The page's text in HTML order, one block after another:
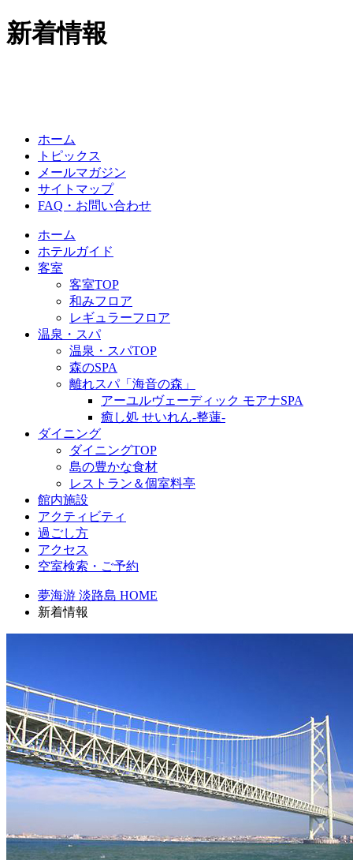
新着情報
ホーム
トピックス
メールマガジン
サイトマップ
FAQ・お問い合わせ
ホーム
ホテルガイド
客室
客室TOP
和みフロア
レギュラーフロア
温泉・スパ
温泉・スパTOP
森のSPA
離れスパ「海音の森」
アーユルヴェーディック モアナSPA
癒し処 せいれん-整蓮-
ダイニング
ダイニングTOP
島の豊かな食材
レストラン＆個室料亭
館内施設
アクティビティ
過ごし方
アクセス
空室検索・ご予約
夢海游 淡路島 HOME
新着情報